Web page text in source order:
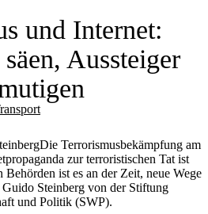
und Internet:
Aussteiger
Terrorismusbekämpfung am
zur terroristischen Tat ist
ist es an der Zeit, neue Wege
Steinberg von der Stiftung
und Politik (SWP).